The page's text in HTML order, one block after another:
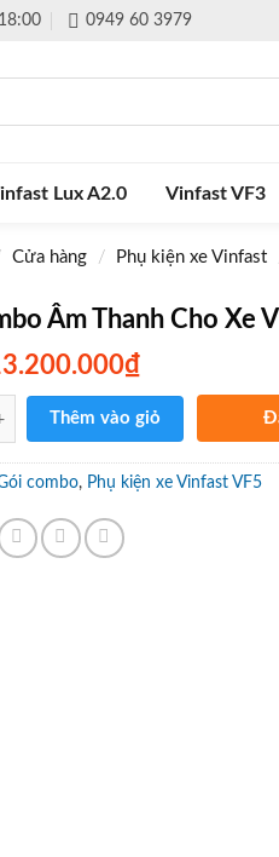
0949 60 3979
Lux A2.0 Vinfast VF3
Cửa hàng / Phụ kiện xe Vinfast
Âm Thanh Cho Xe
₫
Thêm vào giỏ
combo, Phụ kiện xe Vinfast VF5